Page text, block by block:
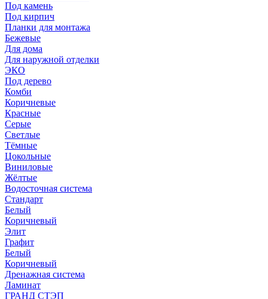
Под камень
Под кирпич
Планки для монтажа
Бежевые
Для дома
Для наружной отделки
ЭКO
Под дерево
Комби
Коричневые
Красные
Серые
Светлые
Тёмные
Цокольные
Виниловые
Жёлтые
Водосточная система
Стандарт
Белый
Коричневый
Элит
Графит
Белый
Коричневый
Дренажная система
Ламинат
ГРАНД СТЭП